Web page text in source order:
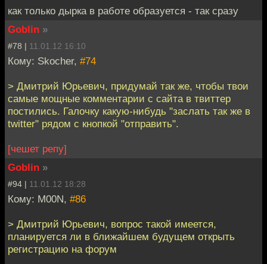
как только дырка в работе образуется - так сразу
Goblin »
#78 | 11.01.12 16:10
Кому: Skocher, #74
> Дмитрий Юрьевич, придумай так же, чтобы твои
самые мощные комментарии с сайта в твиттер
постились. Галочку какую-нибудь "заслать так же в
twitter" рядом с кнопкой "отправить".
[чешет репу]
Goblin »
#94 | 11.01.12 18:28
Кому: M00N, #86
> Дмитрий Юрьевич, вопрос такой имеется,
планируется ли в ближайшем будущем открыть
регистрацию на форум